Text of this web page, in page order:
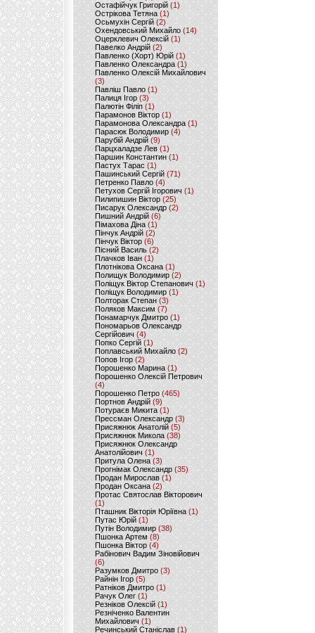
Остафійчук Григорій(1)
Острікова Тетяна (1)
Осьмухін Сергій (2)
Охендовський Михайло (14)
Оцерклевич Олексій (1)
Павелко Андрій (2)
Павленко (Хорт) Юрій (1)
Павленко Олександра (1)
Павленко Олексій Михайлович
(3)
Павліш Павло(1)
Палиця Ігор (3)
Палютін Філіп(1)
Парамонов Віктор (1)
Парамонова Олександра(1)
Парасюк Володимир(4)
Парубій Андрій (9)
Парцхаладзе Лев (1)
Паршин Константин(1)
Пастух Тарас (1)
Пашинський Сергій (71)
Петренко Павло (4)
Петухов Сергій Ігорович (1)
Пилипишин Віктор(25)
Писарук Олександр(2)
Пишний Андрій (6)
Пімахова Діна(1)
Пінчук Андрій(2)
Пінчук Віктор (6)
Пісний Василь (2)
Плачков Іван(1)
Плотнікова Оксана (1)
Полищук Володимир(2)
Поліщук Віктор Степанович(1)
Поліщук Володимир (1)
Полторак Степан(3)
Поляков Максим (7)
Понамарчук Дмитро (1)
Пономарьов Олександр
Сергійович(4)
Попко Сергій (1)
Поплавський Михайло (2)
Попов Ігор(2)
Порошенко Марина (1)
Порошенко Олексій Петрович
(4)
Порошенко Петро (465)
Портнов Андрій (9)
Потураєв Микита(1)
Прессман Олександр(3)
Присяжнюк Анатолій (5)
Присяжнюк Микола (38)
Присяжнюк Олександр
Анатолійович (1)
Притула Олена (3)
Прогнімак Олександр(35)
Продан Мирослав(1)
Продан Оксана (2)
Протас Святослав Вікторович
(1)
Пташник Вікторія Юріївна (1)
Путас Юрій (1)
Путін Володимир(38)
Пшонка Артем (8)
Пшонка Віктор(4)
Рабінович Вадим Зіновійович
(6)
Разумков Дмитро (3)
Райнін Ігор(5)
Ратніков Дмитро (1)
Рачук Олег (1)
Резніков Олексій(1)
Резніченко Валентин
Михайлович (1)
Речинський Станіслав (1)